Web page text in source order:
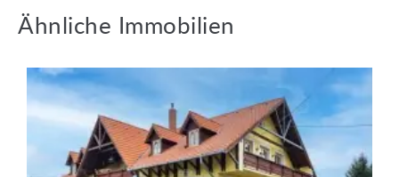
Ähnliche Immobilien